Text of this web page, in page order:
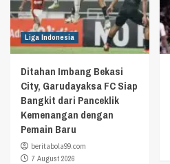
Liga Indonesia
Ditahan Imbang Bekasi
City, Garudayaksa FC Siap
Bangkit dari Panceklik
Kemenangan dengan
Pemain Baru
beritabola99.com
7 August 2026